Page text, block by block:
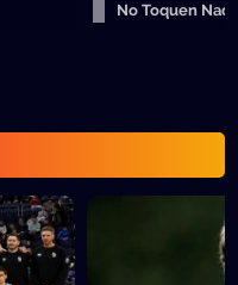
No Toquen